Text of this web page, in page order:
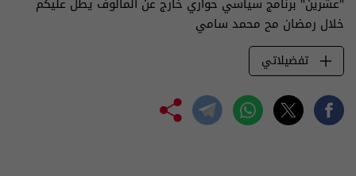
خلال رمضان مح محمد سامي
تفضيلاتي